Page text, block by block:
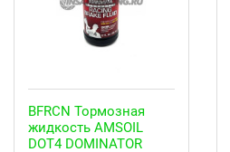
BFRCN Тормозная
жидкость AMSOIL
DOT4 DOMINATOR